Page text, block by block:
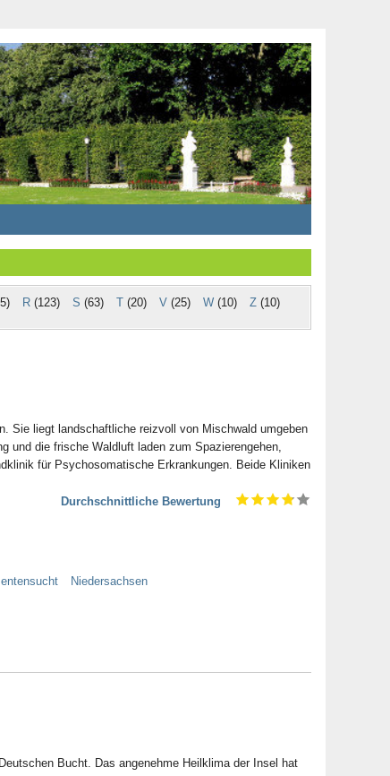
R(123) S (63) T(20) V(25) W(10) Z(10)
Sie liegt landschaftliche reizvoll von Mischwald umgeben
und die frische Waldluft laden zum Spazierengehen,
für Psychosomatische Erkrankungen. Beide Kliniken
Durchschnittliche Bewertung
Niedersachsen
Bucht. Das angenehme Heilklima der Insel hat